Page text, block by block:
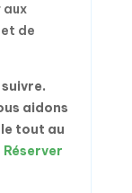
aux
de
aidons
tout au
Réserver